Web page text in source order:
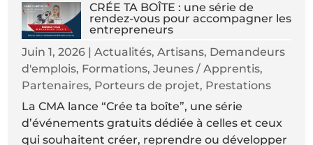
CRÉE TA BOÎTE : une série de
rendez-vous pour accompagner les
entrepreneurs
Juin 1, 2026 |Actualités,Artisans, Demandeurs
d'emplois, Formations,Jeunes / Apprentis,
Partenaires, Porteurs de projet, Prestations
La CMA lance “Crée ta boîte”, une série
d’événements gratuits dédiée à celles et ceux
qui souhaitent créer, reprendre ou développer